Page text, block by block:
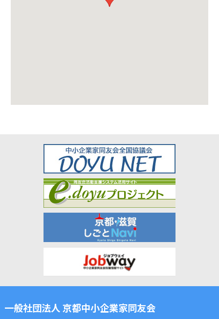
一般社団法人 京都中小企業家同友会